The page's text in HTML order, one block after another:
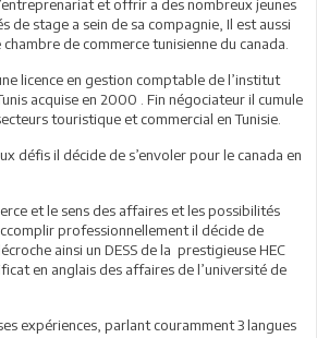
et offrir a des nombreux jeunes
de stage a sein de sa compagnie, Il est aussi
de commerce tunisienne du canada.
licence en gestion comptable de l’institut
acquise en 2000 . Fin négociateur il cumule
touristique et commercial en Tunisie.
défis il décide de s’envoler pour le canada en
et le sens des affaires et les possibilités
professionnellement il décide de
ainsi un DESS de la prestigieuse HEC
en anglais des affaires de l’université de
expériences, parlant couramment 3 langues